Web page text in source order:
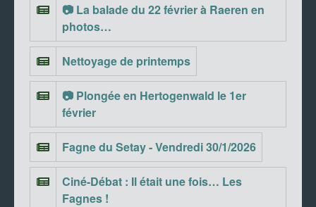
📷 La balade du 22 février à Raeren en
photos…
Nettoyage de printemps
📷 Plongée en Hertogenwald le 1er
février
Fagne du Setay - Vendredi 30/1/2026
Ciné-Débat : Il était une fois… Les
Fagnes !